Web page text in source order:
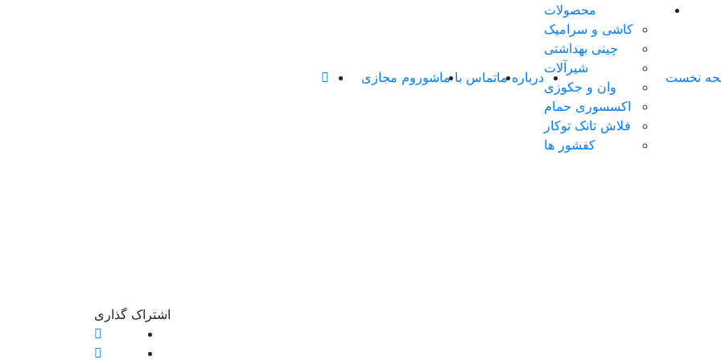
نخست
محصولات
کاشی و سرامیک
چینی بهداشتی
شیرآلات
وان و جکوزی
اکسسوری حمام
فلاش تانک توکار
کفشور ها
درباره ماتماس با ماشوروم مجازی
اشتراک ‌گذاری